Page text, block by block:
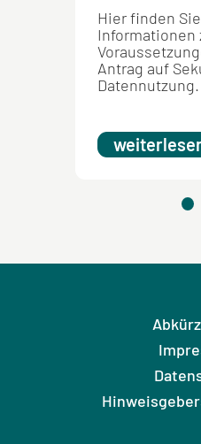
Hier finden Sie
Informationen
Antrag auf
Datennutzung.